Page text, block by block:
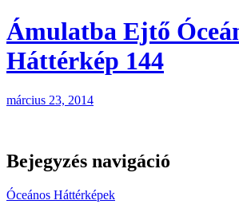
Ámulatba Ejtő
Háttérkép 144
március 23, 2014
Bejegyzés navigáció
Óceános Háttérképek